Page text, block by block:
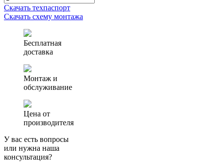
Скачать техпаспорт
Скачать схему монтажа
Бесплатная
доставка
Монтаж и
обслуживание
Цена от
производителя
У вас есть вопросы
или нужна наша
консультация?